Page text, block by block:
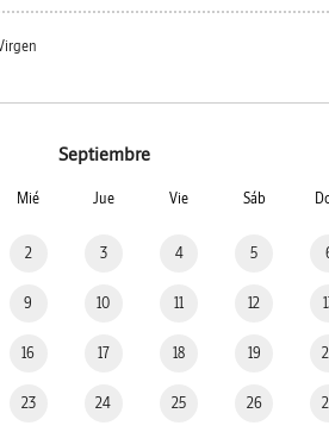
Septiembre
Mié Jue Vie Sáb
2 3 4 5
9 10 11 12
16 17 18 19
23 24 25 26